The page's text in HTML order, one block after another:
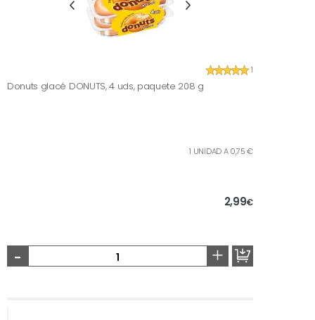
1
Donuts glacé DONUTS, 4 uds, paquete 208 g
1 UNIDAD A 0,75 €
2,99€
- +